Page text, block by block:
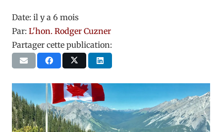
Date: il y a 6 mois
Par: L'hon. Rodger Cuzner
Partager cette publication: